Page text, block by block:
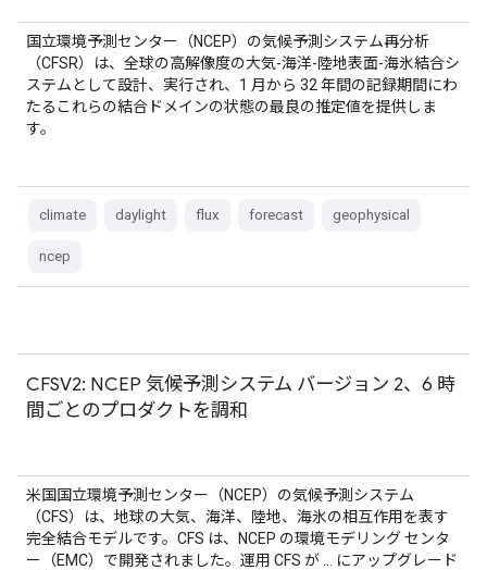
国立環境予測センター（NCEP）の気候予測システム再分析
（CFSR）は、全球の高解像度の大気-海洋-陸地表面-海氷結合シ
ステムとして設計、実行され、1 月から 32 年間の記録期間にわ
たるこれらの結合ドメインの状態の最良の推定値を提供しま
す。
climate daylight flux forecast geophysical
ncep
CFSV2: NCEP 気候予測システム バージョン 2、6 時
間ごとのプロダクトを調和
米国国立環境予測センター（NCEP）の気候予測システム
（CFS）は、地球の大気、海洋、陸地、海氷の相互作用を表す
完全結合モデルです。CFS は、NCEP の環境モデリング センタ
ー（EMC）で開発されました。運用 CFS が … にアップグレード